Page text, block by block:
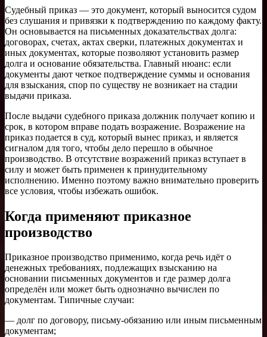
Судебный приказ — это документ, который выносится судом
без слушания и привязки к подтверждению по каждому факту.
Он основывается на письменных доказательствах долга:
договорах, счетах, актах сверки, платежных документах и
иных документах, которые позволяют установить размер
долга и основание обязательства. Главный нюанс: если
документы дают четкое подтверждение суммы и основания
для взыскания, спор по существу не возникает на стадии
выдачи приказа.
После выдачи судебного приказa должник получает копию и
срок, в котором вправе подать возражение. Возражение на
приказ подается в суд, который вынес приказ, и является
сигналом для того, чтобы дело перешло в обычное
производство. В отсутствие возражений приказ вступает в
силу и может быть применен к принудительному
исполнению. Именно поэтому важно внимательно проверить
все условия, чтобы избежать ошибок.
Когда применяют приказное
производство
Приказное производство применимо, когда речь идёт о
денежных требованиях, подлежащих взысканию на
основании письменных документов и где размер долга
определён или может быть однозначно вычислен по
документам. Типичные случаи:
— долг по договору, письму-обязанию или иным письменным
документам;